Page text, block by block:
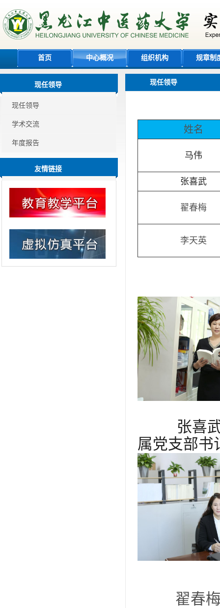
首页 中心概况 组织机构 规章制
现任领导
现任领导
学术交流
年度报告
友情链接
现任领导
姓名
马伟
张喜武
翟春梅
李天英
张喜
属党